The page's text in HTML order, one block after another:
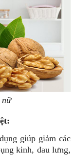
nữ
giúp giảm các
kinh, đau lưng,